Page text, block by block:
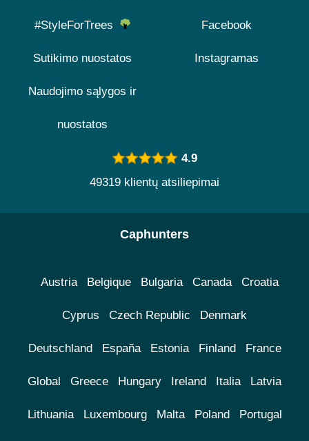
#StyleForTrees
Sutikimo nuostatos
Naudojimo sąlygos ir
nuostatos
Facebook
Instagramas
4.9
49319 klientų atsiliepimai
Caphunters
Austria Belgique Bulgaria Canada Croatia
Cyprus Czech Republic Denmark
Deutschland España Estonia Finland France
Global Greece Hungary Ireland Italia Latvia
Lithuania Luxembourg Malta Poland Portugal